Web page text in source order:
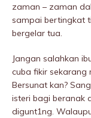
zaman – zaman
sampai bertingkat
bergeIar tua.
Jangan salahkan
cuba fikir sekarang
Bersunat kan?
isteri bagi beranak
digunt1ng.